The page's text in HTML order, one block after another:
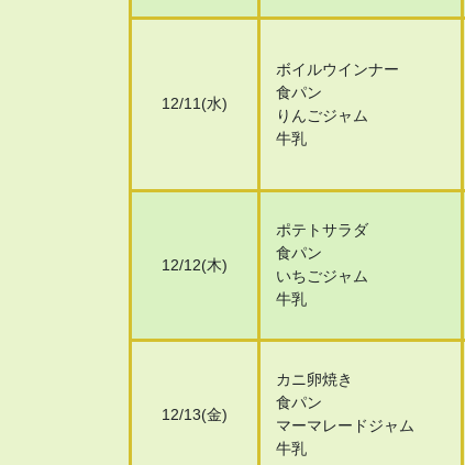
12/11(水)
ボイルウインナー
食パン
りんごジャム
牛乳
12/12(木)
ポテトサラダ
食パン
いちごジャム
牛乳
12/13(金)
カニ卵焼き
食パン
マーマレードジャム
牛乳